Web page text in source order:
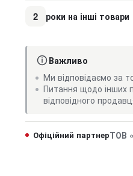
2 роки на інші товари
Важливо
Ми відповідаємо за
Питання щодо інших
відповідного
Офіційний партнерТОВ